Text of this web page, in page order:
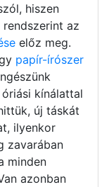
hiszen
az
előz meg.
papír-írószer
kínálattal
új táskát
ilyenkor
zavarában
minden
azonban